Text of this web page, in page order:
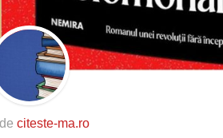
citeste-ma.ro